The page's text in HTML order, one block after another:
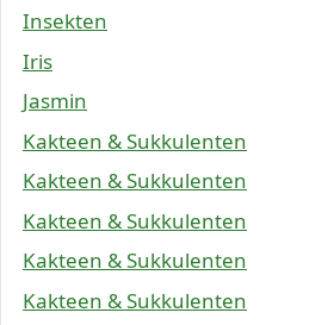
Insekten
Iris
Jasmin
Kakteen & Sukkulenten
Kakteen & Sukkulenten
Kakteen & Sukkulenten
Kakteen & Sukkulenten
Kakteen & Sukkulenten